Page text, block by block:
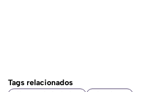
Tags relacionados